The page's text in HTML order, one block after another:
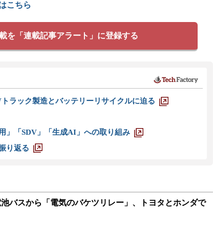
こちら
を「連載記事アラート」に登録する
ラック製造とバッテリーリサイクルに迫る
」「SDV」「生成AI」への取り組み
り返る
バスから「電気のバケツリレー」、トヨタとホンダで